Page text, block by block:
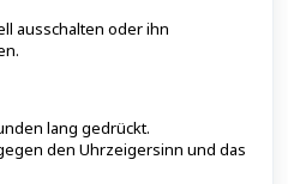
ausschalten oder ihn
lang gedrückt.
den Uhrzeigersinn und das